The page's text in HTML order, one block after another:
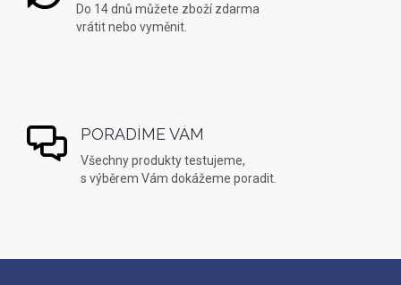
Do 14 dnů můžete zboží zdarma
vrátit nebo vyměnit.
PORADÍME VÁM
Všechny produkty testujeme,
s výběrem Vám dokážeme poradit.